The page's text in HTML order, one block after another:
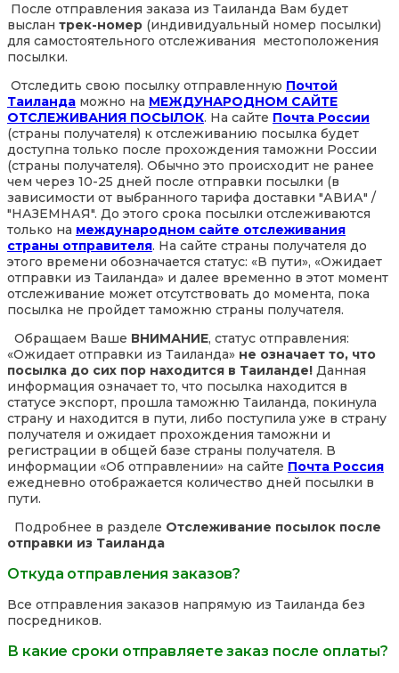
После отправления заказа из Таиланда Вам будет
выслан трек-номер (индивидуальный номер посылки)
для самостоятельного отслеживания местоположения
посылки.
Отследить свою посылку отправленную Почтой
Таиланда можно на МЕЖДУНАРОДНОМ САЙТЕ
ОТСЛЕЖИВАНИЯ ПОСЫЛОК. На сайте Почта России
(страны получателя) к отслеживанию посылка будет
доступна только после прохождения таможни России
(страны получателя). Обычно это происходит не ранее
чем через 10-25 дней после отправки посылки (в
зависимости от выбранного тарифа доставки "АВИА" /
"НАЗЕМНАЯ". До этого срока посылки отслеживаются
только на международном сайте отслеживания
страны отправителя. На сайте страны получателя до
этого времени обозначается статус: «В пути», «Ожидает
отправки из Таиланда» и далее временно в этот момент
отслеживание может отсутствовать до момента, пока
посылка не пройдет таможню страны получателя.
Обращаем Ваше ВНИМАНИЕ, статус отправления:
«Ожидает отправки из Таиланда» не означает то, что
посылка до сих пор находится в Таиланде! Данная
информация означает то, что посылка находится в
статусе экспорт, прошла таможню Таиланда, покинула
страну и находится в пути, либо поступила уже в страну
получателя и ожидает прохождения таможни и
регистрации в общей базе страны получателя. В
информации «Об отправлении» на сайте Почта Россия
ежедневно отображается количество дней посылки в
пути.
Подробнее в разделе Отслеживание посылок после
отправки из Таиланда
Откуда отправления заказов?
Все отправления заказов напрямую из Таиланда без
посредников.
В какие сроки отправляете заказ после оплаты?